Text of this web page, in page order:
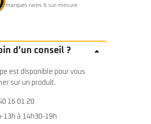
marques rares & sur-mesure
d’un conseil ?
est disponible pour vous
sur un produit.
16 01 20
13h à 14h30-19h